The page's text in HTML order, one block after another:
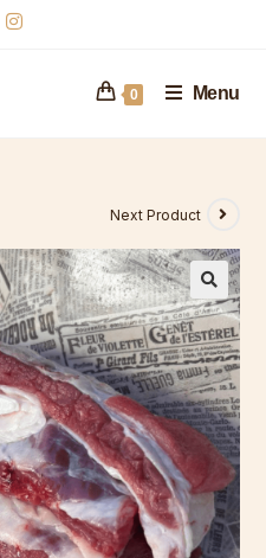
0 Menu
Next Product
🔍